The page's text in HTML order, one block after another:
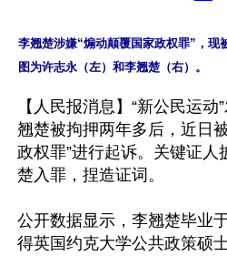
李翘楚涉嫌“煽动颠覆国家政权罪”，现
【人民报消息】“新公民运
翘楚被拘押两年多后，近日
政权罪”进行起诉。关键证
楚入罪，捏造证词。
公开数据显示，李翘楚毕业
得英国约克大学公共政策硕